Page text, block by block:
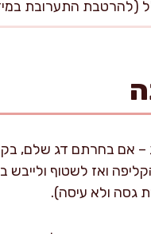
ואז לשטוף
גסה ולא עיסה).